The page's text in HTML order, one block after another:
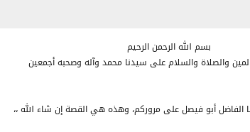
بسم الله الرحمن الرحيم
والصلاة والسلام على سيدنا محمد وآله وصحبه أجمعين
الفاضل أبو فيصل على مروركم، وهذه هي القصة إن شاء الله ،،